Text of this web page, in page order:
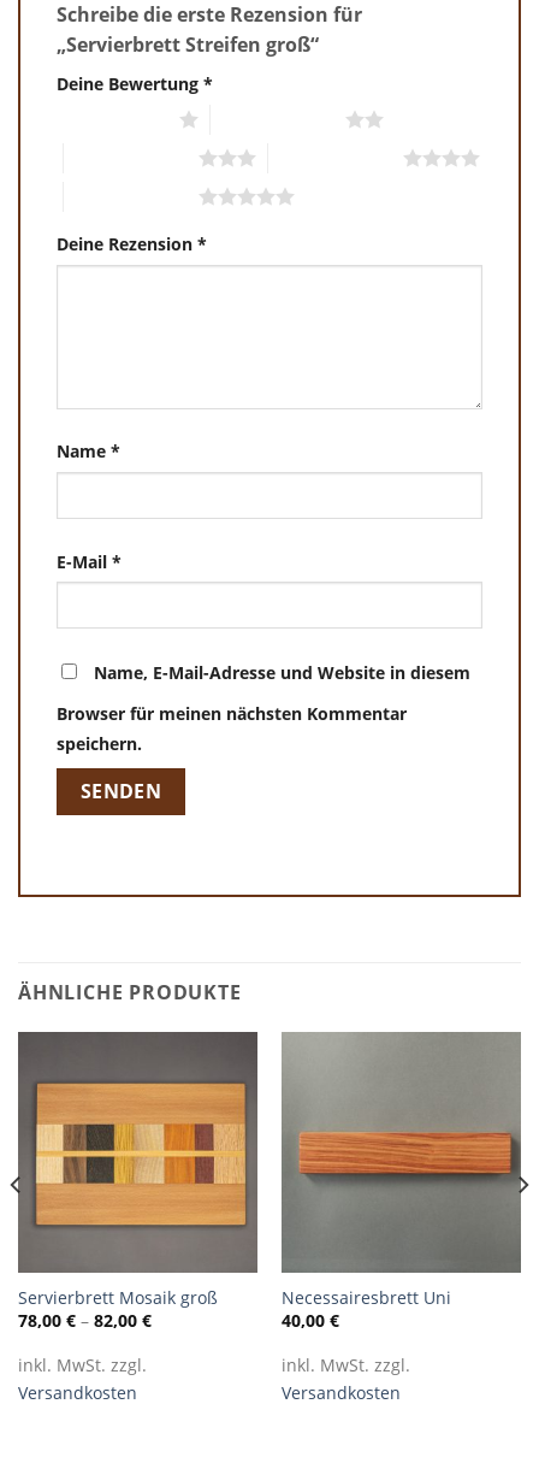
Schreibe die erste Rezension für
„Servierbrett Streifen groß“
Deine Bewertung *
Deine Rezension *
Name *
E-Mail *
Name, E-Mail-Adresse und Website in diesem
Browser für meinen nächsten Kommentar
speichern.
ÄHNLICHE PRODUKTE
Servierbrett Mosaik groß
78,00 €– 82,00 €
inkl. MwSt. zzgl.
Versandkosten
Necessairesbrett Uni
40,00 €
inkl. MwSt. zzgl.
Versandkosten